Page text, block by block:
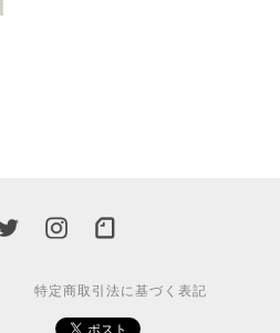
特定商取引法に基づく表記